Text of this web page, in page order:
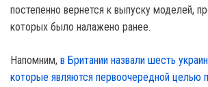
постепенно вернется к выпуску моделей,
которых было налажено ранее.
Напомним, в Британии назвали шесть
которые являются первоочередной целью